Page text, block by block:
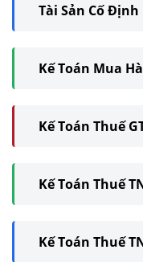
Tài Sản Cố Định
Kế Toán Mua
Kế Toán Thuế
Kế Toán Thuế
Kế Toán Thuế